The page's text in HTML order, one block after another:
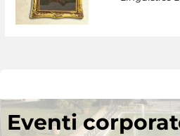
Eventi